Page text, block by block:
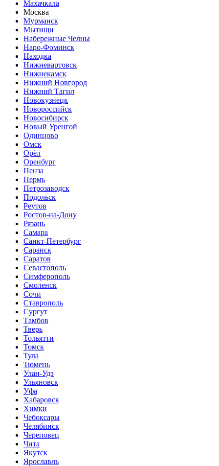
Махачкала
Москва
Мурманск
Мытищи
Набережные Челны
Наро-Фоминск
Находка
Нижневартовск
Нижнекамск
Нижний Новгород
Нижний Тагил
Новокузнецк
Новороссийск
Новосибирск
Новый Уренгой
Одинцово
Омск
Орёл
Оренбург
Пенза
Пермь
Петрозаводск
Подольск
Реутов
Ростов-на-Дону
Рязань
Самара
Санкт-Петербург
Саранск
Саратов
Севастополь
Симферополь
Смоленск
Сочи
Ставрополь
Сургут
Тамбов
Тверь
Тольятти
Томск
Тула
Тюмень
Улан-Удэ
Ульяновск
Уфа
Хабаровск
Химки
Чебоксары
Челябинск
Череповец
Чита
Якутск
Ярославль